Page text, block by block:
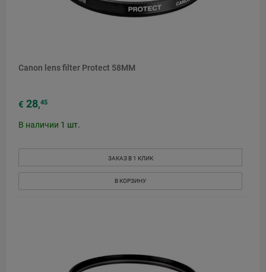
Canon lens filter Protect 58MM
€ 28,45
В наличии 1 шт.
ЗАКАЗ В 1 КЛИК
В КОРЗИНУ